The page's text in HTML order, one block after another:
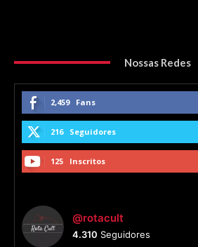
Nossas Redes
2,459 Fans
216 Seguidores
125 Inscritos
@rotacult
4.310 Seguidores